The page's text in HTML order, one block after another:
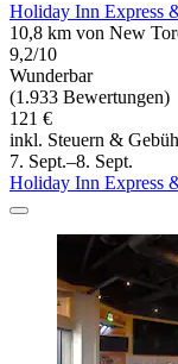
Holiday Inn Express
10,8 km von New
9,2/10
Wunderbar
(1.933 Bewertungen)
121 €
inkl. Steuern &
7. Sept.–8. Sept.
Holiday Inn Express